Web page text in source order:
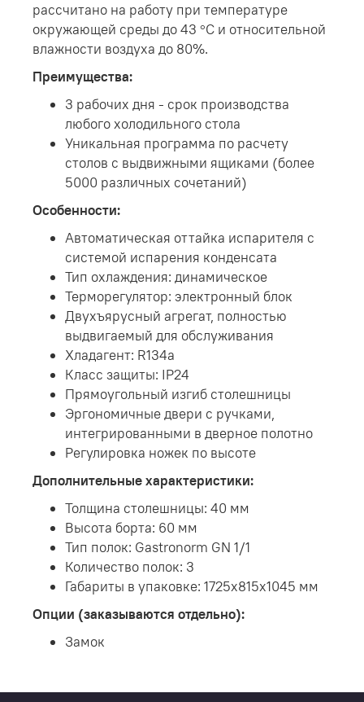
рассчитано на работу при температуре
окружающей среды до 43 °С и относительной
влажности воздуха до 80%.
Преимущества:
3 рабочих дня - срок производства
любого холодильного стола
Уникальная программа по расчету
столов с выдвижными ящиками (более
5000 различных сочетаний)
Особенности:
Автоматическая оттайка испарителя с
системой испарения конденсата
Тип охлаждения: динамическое
Терморегулятор: электронный блок
Двухъярусный агрегат, полностью
выдвигаемый для обслуживания
Хладагент: R134a
Класс защиты: IP24
Прямоугольный изгиб столешницы
Эргономичные двери с ручками,
интегрированными в дверное полотно
Регулировка ножек по высоте
Дополнительные характеристики:
Толщина столешницы: 40 мм
Высота борта: 60 мм
Тип полок: Gastronorm GN 1/1
Количество полок: 3
Габариты в упаковке: 1725х815х1045 мм
Опции (заказываются отдельно):
Замок